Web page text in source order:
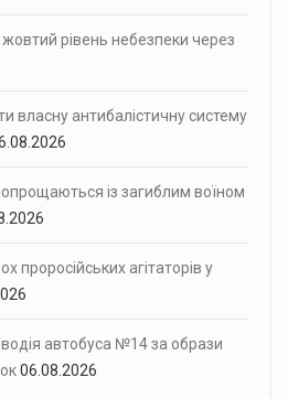
рівень небезпеки через
власну антибалістичну систему
із загиблим воїном
проросійських агітаторів у
автобуса №14 за образи
06.08.2026